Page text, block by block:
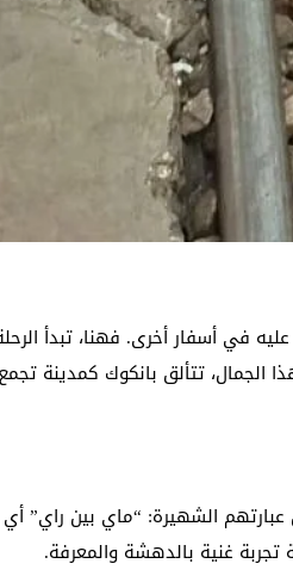
في أسفار أخرى. فهنا، تبدأ
الجمال، تتألق بانكوك كمدينة
الشهيرة: “ماي بين راي”
غنية بالدهشة والمعرفة.